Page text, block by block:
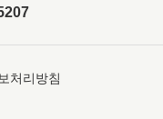
처리방침